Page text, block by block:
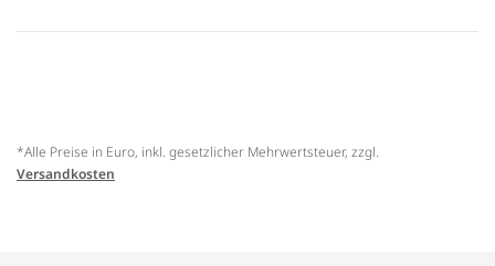
*Alle Preise in Euro, inkl. gesetzlicher Mehrwertsteuer, zzgl.
Versandkosten